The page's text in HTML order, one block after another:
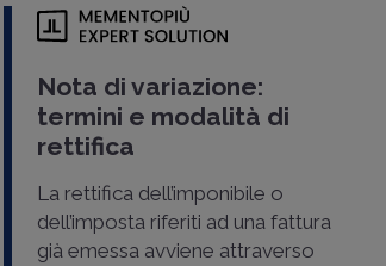
Nota di variazione:
termini e modalità di
rettifica
La rettifica dell’imponibile o
dell’imposta riferiti ad una fattura
già emessa avviene attraverso